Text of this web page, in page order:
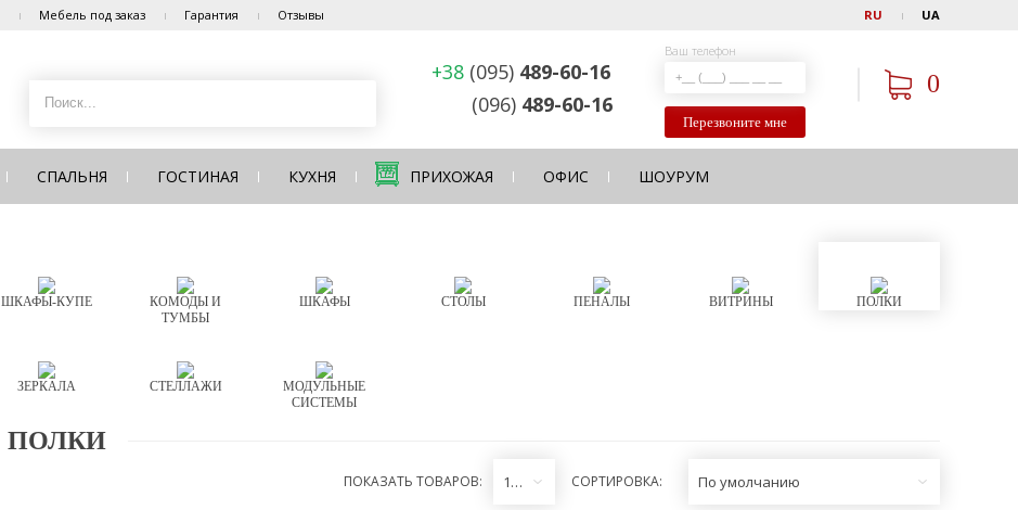
Мебель под заказ Гарантия Отзывы RU UA
+38 (095) 489-60-16
(096) 489-60-16
Ваш телефон
Перезвоните мне
0
СПАЛЬНЯ ГОСТИНАЯ КУХНЯ ПРИХОЖАЯ ОФИС ШОУРУМ
ШКАФЫ-КУПЕ
КОМОДЫ И
ТУМБЫ
ШКАФЫ СТОЛЫ ПЕНАЛЫ ВИТРИНЫ ПОЛКИ
ЗЕРКАЛА СТЕЛЛАЖИ
МОДУЛЬНЫЕ
СИСТЕМЫ
ПОЛКИ
ПОКАЗАТЬ ТОВАРОВ: 12 СОРТИРОВКА: По умолчанию